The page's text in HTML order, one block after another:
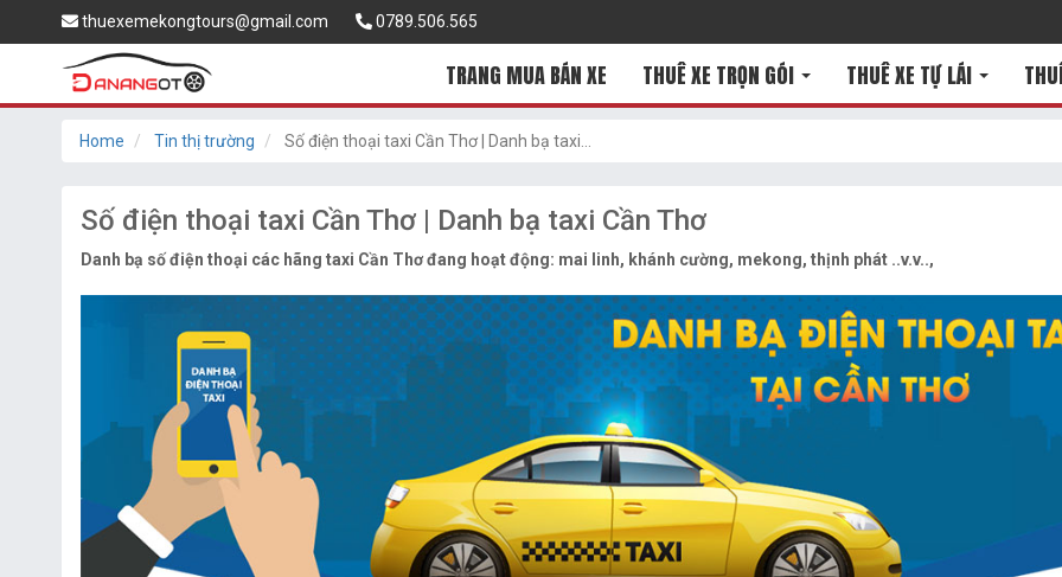
thuexemekongtours@gmail.com 0789.506.565
TRANG MUA BÁN XE THUÊ XE TRỌN GÓI THUÊ XE TỰ LÁI
Home Tin thị trường Số điện thoại taxi Cần Thơ | Danh bạ taxi...
Số điện thoại taxi Cần Thơ | Danh bạ taxi Cần Thơ
Danh bạ số điện thoại các hãng taxi Cần Thơ đang hoạt động: mai linh, khánh cường, mekong, thịnh phát ..v.v..,